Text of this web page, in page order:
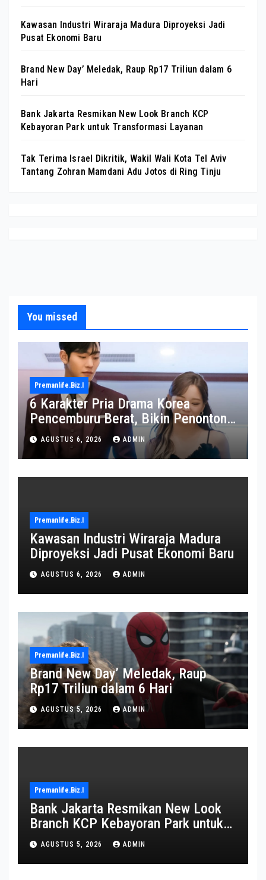
Kawasan Industri Wiraraja Madura Diproyeksi Jadi
Pusat Ekonomi Baru
Brand New Day’ Meledak, Raup Rp17 Triliun dalam 6
Hari
Bank Jakarta Resmikan New Look Branch KCP
Kebayoran Park untuk Transformasi Layanan
Tak Terima Israel Dikritik, Wakil Wali Kota Tel Aviv
Tantang Zohran Mamdani Adu Jotos di Ring Tinju
You missed
Premanlife.biz.i
6 Karakter Pria Drama Korea
Pencemburu Berat, Bikin Penonton
Gemas
AGUSTUS 6, 2026 ADMIN
Premanlife.biz.i
Kawasan Industri Wiraraja Madura
Diproyeksi Jadi Pusat Ekonomi Baru
AGUSTUS 6, 2026 ADMIN
Premanlife.biz.i
Brand New Day’ Meledak, Raup
Rp17 Triliun dalam 6 Hari
AGUSTUS 5, 2026 ADMIN
Premanlife.biz.i
Bank Jakarta Resmikan New Look
Branch KCP Kebayoran Park untuk
Transformasi Layanan
AGUSTUS 5, 2026 ADMIN